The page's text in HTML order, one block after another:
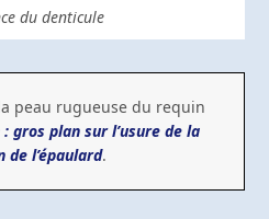
du denticule
peau rugueuse du requin
gros plan sur l’usure de la
de l’épaulard.